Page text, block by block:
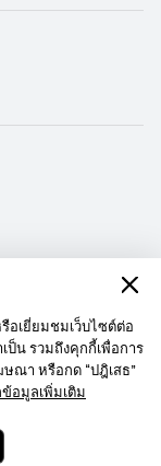
อเยี่ยมชมเว็บไซต์ต่อ
ป็น รวมถึงคุกกี้เพื่อการ
ณา หรือกด “ปฎิเสธ”
อมูลเพิ่มเติม
ขสิทธิ์.